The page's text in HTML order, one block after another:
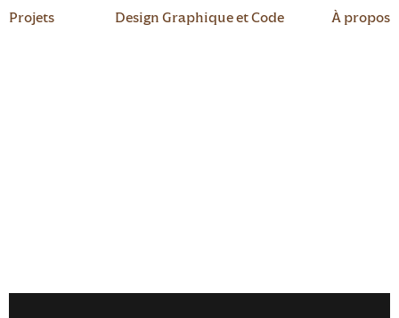
Projets Design Graphique et Code À propos